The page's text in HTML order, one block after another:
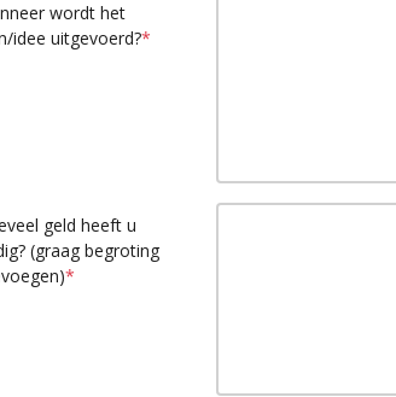
wordt het
idee uitgevoerd?*
geld heeft u
(graag begroting
*